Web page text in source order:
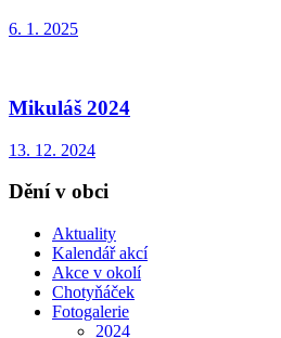
6. 1. 2025
Mikuláš 2024
13. 12. 2024
Dění v obci
Aktuality
Kalendář akcí
Akce v okolí
Chotyňáček
Fotogalerie
2024